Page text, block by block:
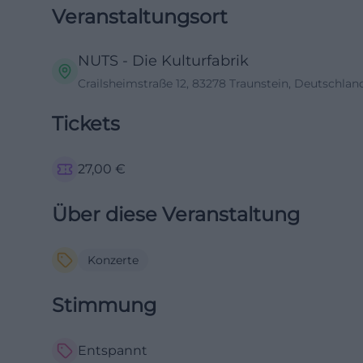
Veranstaltungsort
NUTS - Die Kulturfabrik
Crailsheimstraße 12, 83278 Traunstein,
Tickets
27,00 €
Über diese Veranstaltung
Konzerte
Stimmung
Entspannt